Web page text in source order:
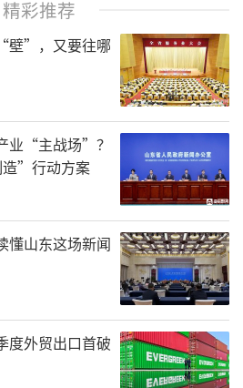
响应措施包括：
导措施
人和呼吸系统、心脑血管
疾病患者等易感人群避免
开窗通风时间，确需外出
一般人群尽量减少户外活
停止室外活动。加强对空
防护等方面科普知识的宣
众性户外活动。
减排措施
行、绿色消费，单位和公
精彩推荐
壁”，又要往哪
业“主战场”？
”行动方案
山东这场新闻
度外贸出口首破